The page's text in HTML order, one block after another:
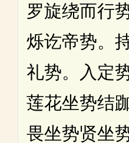
罗旋绕而行
烁讫帝势。
礼势。入定
莲花坐势结
畏坐势贤坐